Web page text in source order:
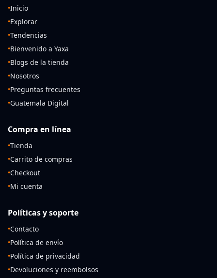
•Inicio
•Explorar
•Tendencias
•Bienvenido a Yaxa
•Blogs de la tienda
•Nosotros
•Preguntas frecuentes
•Guatemala Digital
Compra en línea
•Tienda
•Carrito de compras
•Checkout
•Mi cuenta
Políticas y soporte
•Contacto
•Política de envío
•Política de privacidad
•Devoluciones y reembolsos